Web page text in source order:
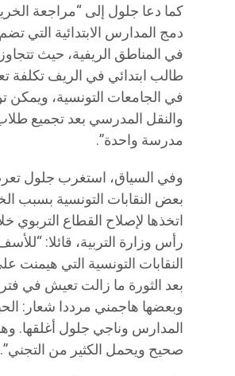
كما دعا جلول إلى “مراجعة
في المناطق الريفية، حيث
طالب ابتدائي في الريف
في الجامعات التونسية، ويمكن
والنقل المدرسي بعد تجميع
مدرسة واحدة”.
وفي السياق، استغرب جلول
بعض النقابات التونسية بسبب
اتخذها لإصلاح القطاع التربوي
رأس وزارة التربية، قائلا:
النقابات التونسية التي هيمنت
بعد الثورة ما زالت تعيش في
وبعضها هاجمني مرددا شعار:
المدارس وناجي جلول أغلقها.
صحيح ويحمل الكثير من التجني”.